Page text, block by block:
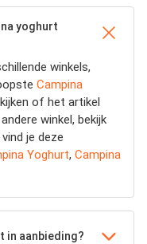
yoghurt
winkels,
Campina
of het artikel
winkel, bekijk
je deze
Yoghurt, Campina
in aanbieding?